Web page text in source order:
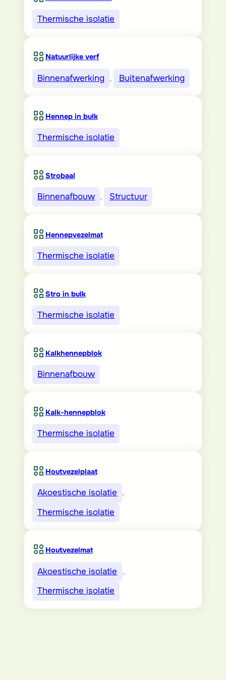
Thermische isolatie
Natuurlijke verf
Binnenafwerking , Buitenafwerking
Hennep in bulk
Thermische isolatie
Strobaal
Binnenafbouw , Structuur
Hennepvezelmat
Thermische isolatie
Stro in bulk
Thermische isolatie
Kalkhennepblok
Binnenafbouw
Kalk-hennepblok
Thermische isolatie
Houtvezelplaat
Akoestische isolatie ,
Thermische isolatie
Houtvezelmat
Akoestische isolatie ,
Thermische isolatie